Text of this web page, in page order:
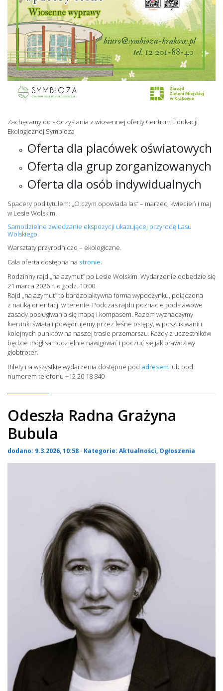
Zachęcamy do skorzystania z wiosennej oferty Centrum Edukacji
Ekologicznej Symbioza
Oferta dla placówek oświatowych
Oferta dla grup zorganizowanych
Oferta dla osób indywidualnych
Spacery pod tytułem: „O czym opowiada las” – marzec, kwiecień i maj
w Lesie Wolskim.
Samodzielne zwiedzanie ekspozycji ukazującej przyrodę Lasu
Wolskiego.
Warsztaty przyrodniczo – ekologiczne.
Cała oferta dostępna na stronie.
Rodzinny rajd „na azymut” po Lesie Wolskim. Wydarzenie odbędzie się
21 marca 2026 r. o godz. 10:00.
Rajd „na azymut” to bardzo aktywna forma wypoczynku, połączona
z nauką orientacji w terenie. Podczas rajdu poznacie podstawowe
zasady posługiwania się mapą i kompasem. Razem wyznaczymy
kierunki świata i powędrujemy przez leśne ostępy, w poszukiwaniu
kolejnych punktów na naszej trasie przemarszu. Każdy z uczestników
będzie mógł samodzielnie nawigować i poczuć się jak prawdziwy
globtroter.
Bilety na wszystkie wydarzenia dostępne pod adresem lub pod
numerem telefonu +12 20 18 840
Odeszła Radna Grażyna
Bubula
dodano: 9.3.2026, 10:58 · Kategorie: Aktualności, Ogłoszenia